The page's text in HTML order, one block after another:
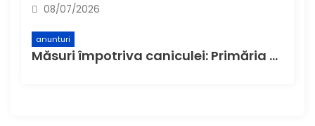
08/07/2026
anunturi
Măsuri împotriva caniculei: Primăria Buzău anunță spații de răcorire în farmaciile partenere